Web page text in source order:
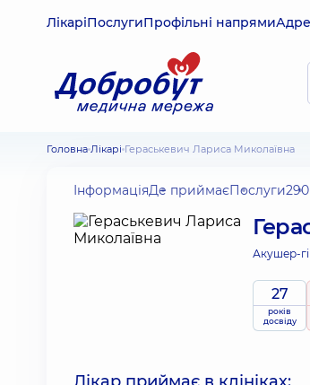
ЛікаріПослугиПрофільні напрями
Головна Лікарі Гераськевич Лариса Миколаївна
ІнформаціяДе приймаєПослуги
Акушер-
27
років
досвіду